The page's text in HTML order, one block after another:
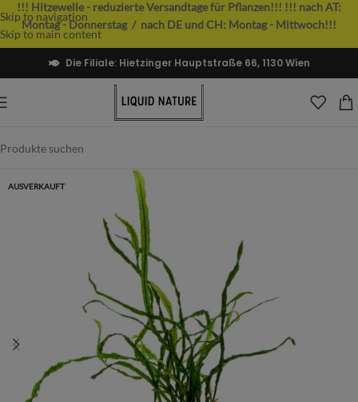
Skip to navigation
Skip to main content
!!! Hitzewelle - reduzierte Versandtage für Pflanzen!!! !!! nach AT:
Montag - Donnerstag / nach DE und CH: Montag - Mittwoch!!!
Die Filiale: Hietzinger Hauptstraße 66, 1130 Wien
AUSVERKAUFT